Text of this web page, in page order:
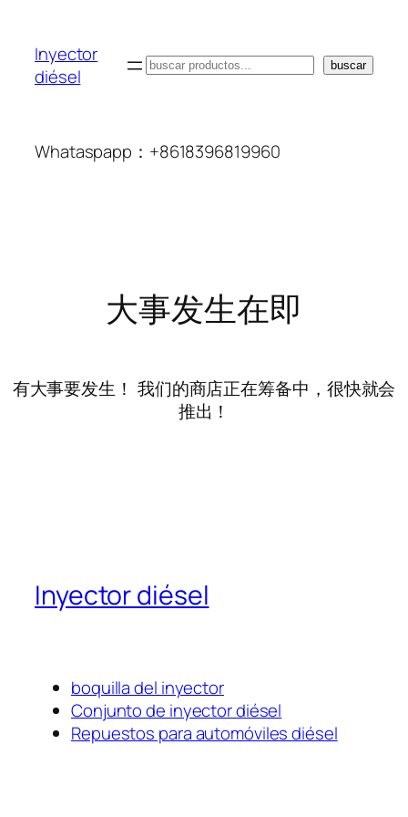
Inyector
diésel
搜
buscar
Whataspapp：+8618396819960
大事发生在即
有大事要发生！ 我们的商店正在筹备中，很快就会
推出！
Inyector diésel
boquilla del inyector
Conjunto de inyector diésel
Repuestos para automóviles diésel